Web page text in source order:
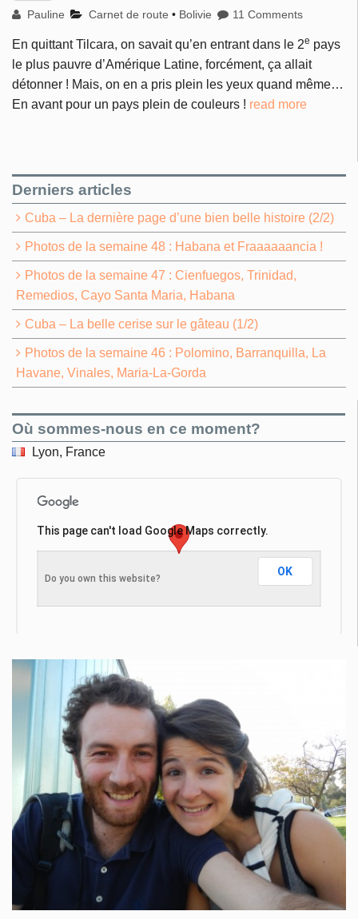
Pauline Carnet de route • Bolivie 11 Comments
En quittant Tilcara, on savait qu’en entrant dans le 2e pays
le plus pauvre d’Amérique Latine, forcément, ça allait
détonner ! Mais, on en a pris plein les yeux quand même…
En avant pour un pays plein de couleurs ! read more
Derniers articles
Cuba – La dernière page d’une bien belle histoire (2/2)
Photos de la semaine 48 : Habana et Fraaaaaancia !
Photos de la semaine 47 : Cienfuegos, Trinidad,
Remedios, Cayo Santa Maria, Habana
Cuba – La belle cerise sur le gâteau (1/2)
Photos de la semaine 46 : Polomino, Barranquilla, La
Havane, Vinales, Maria-La-Gorda
Où sommes-nous en ce moment?
Lyon, France
This page can't load Google Maps correctly.
Do you own this website?
OK